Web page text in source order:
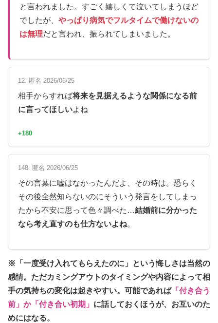
と言われました。すごく嬉しくて泣いてしまうほど
でしたが、 やっぱり病気でフルタイムで働けないの
は無理だと言われ、振られてしまいました。
12. 匿名 2026/06/25
相手からすれば将来を見据えるような関係になる前
に言ってほしいよね
+180
148. 匿名 2026/06/25
その言葉に嘘はなかったんだよ、その時は。恐らく
その後全然知らないのにそういう発言をしてしまっ
たから不安に思って色々調べた…結婚前に分かった
なら考え直すのも仕方ないよね。
※「一度受け入れてもらえたのに」という悔しさは当然の
感情。ただカミングアウトのタイミングや内容によって相
手の気持ちの変化は起きやすい。可能であれば「付き合う
前」か「付き合い初期」 に話しておくほうが、お互いのた
めにはなる。